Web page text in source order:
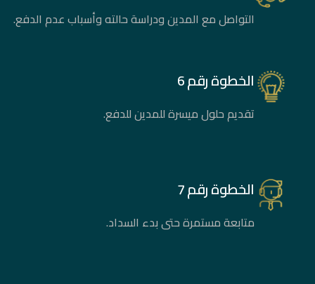
التواصل مع المدين ودراسة حالته وأسباب عدم الدفع.
الخطوة رقم 6
تقديم حلول ميسرة للمدين للدفع.
الخطوة رقم 7
متابعة مستمرة حتى بدء السداد.